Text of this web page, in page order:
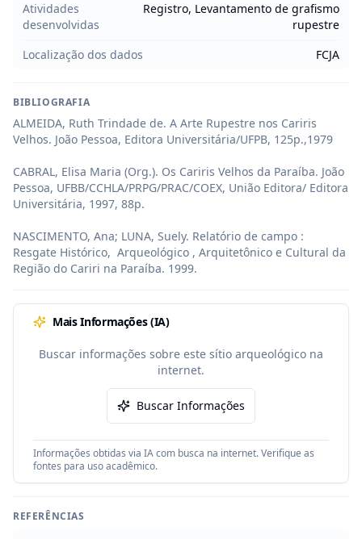
Atividades
desenvolvidas
Registro, Levantamento de grafismo
rupestre
Localização dos dados
FCJA
BIBLIOGRAFIA
ALMEIDA, Ruth Trindade de. A Arte Rupestre nos Cariris
Velhos. João Pessoa, Editora Universitária/UFPB, 125p.,1979
CABRAL, Elisa Maria (Org.). Os Cariris Velhos da Paraíba. João
Pessoa, UFBB/CCHLA/PRPG/PRAC/COEX, União Editora/ Editora
Universitária, 1997, 88p.
NASCIMENTO, Ana; LUNA, Suely. Relatório de campo :
Resgate Histórico,  Arqueológico , Arquitetônico e Cultural da
Região do Cariri na Paraíba. 1999.
Mais Informações (IA)
Buscar informações sobre este sítio arqueológico na
internet.
Buscar Informações
Informações obtidas via IA com busca na internet. Verifique as
fontes para uso acadêmico.
REFERÊNCIAS